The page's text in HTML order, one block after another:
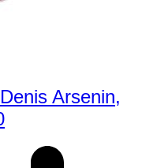
Arsenin,